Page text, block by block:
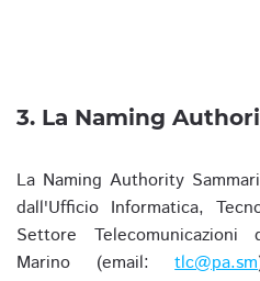
3. La Naming
La Naming Authority
dall'Ufficio Informatica,
Settore
Marino (email:tlc@pa.sm